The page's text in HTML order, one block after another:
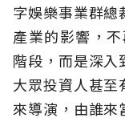
字娛樂事業群總
產業的影響，
階段，而是深入
大眾投資人甚
來導演，由誰來